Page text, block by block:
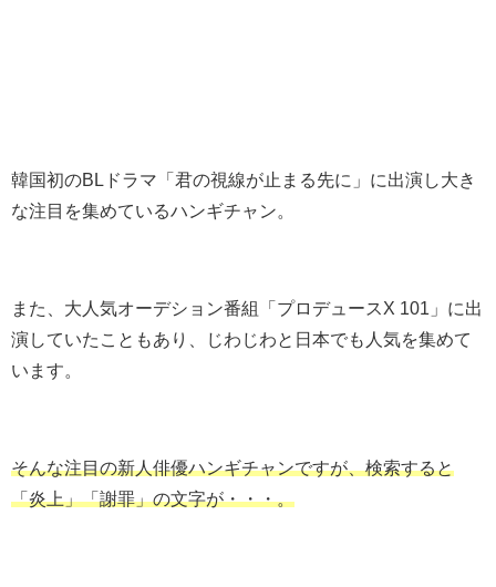
韓国初のBLドラマ「君の視線が止まる先に」に出演し大き
な注目を集めているハンギチャン。
また、大人気オーデション番組「プロデュースX 101」に出
演していたこともあり、じわじわと日本でも人気を集めて
います。
そんな注目の新人俳優ハンギチャンですが、検索すると
「炎上」「謝罪」の文字が・・・。